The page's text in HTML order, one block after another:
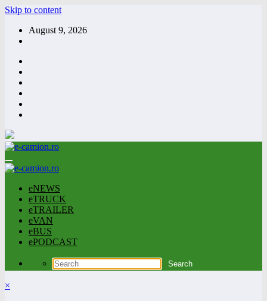
Skip to content
August 9, 2026
eNEWS
eTRUCK
eTRAILER
eVAN
eBUS
ePODCAST
×